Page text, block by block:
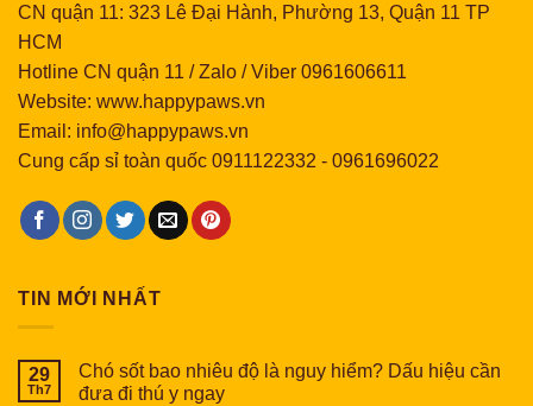
CN quận 11: 323 Lê Đại Hành, Phường 13, Quận 11 TP
HCM
Hotline CN quận 11 / Zalo / Viber 0961606611
Website: www.happypaws.vn
Email: info@happypaws.vn
Cung cấp sỉ toàn quốc 0911122332 - 0961696022
TIN MỚI NHẤT
29
Th7
Chó sốt bao nhiêu độ là nguy hiểm? Dấu hiệu cần
đưa đi thú y ngay